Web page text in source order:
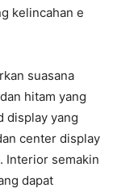
kelincahan e
suasana
hitam yang
display yang
center display
Interior semakin
dapat